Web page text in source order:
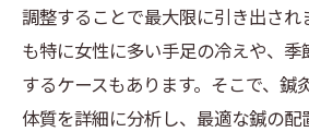
調整することで最大限に引き出され
も特に女性に多い手足の冷えや、
するケースもあります。そこで、鍼
体質を詳細に分析し、最適な鍼の